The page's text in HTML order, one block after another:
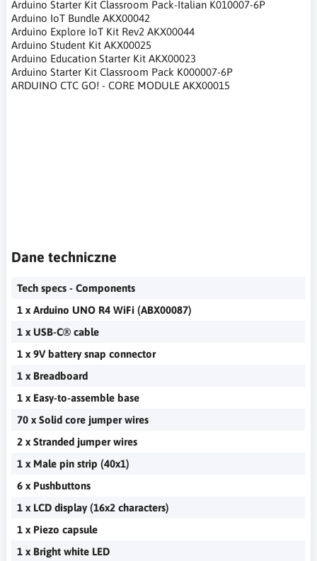
Arduino Starter Kit Classroom Pack-Italian K010007-6P
Arduino IoT Bundle AKX00042
Arduino Explore IoT Kit Rev2 AKX00044
Arduino Student Kit AKX00025
Arduino Education Starter Kit AKX00023
Arduino Starter Kit Classroom Pack K000007-6P
ARDUINO CTC GO! - CORE MODULE AKX00015
Dane techniczne
Tech specs - Components
1 x Arduino UNO R4 WiFi (ABX00087)
1 x USB-C® cable
1 x 9V battery snap connector
1 x Breadboard
1 x Easy-to-assemble base
70 x Solid core jumper wires
2 x Stranded jumper wires
1 x Male pin strip (40x1)
6 x Pushbuttons
1 x LCD display (16x2 characters)
1 x Piezo capsule
1 x Bright white LED